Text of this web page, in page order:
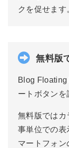
クを促せます
無料版
Blog Floating
ートボタンを
無料版ではカ
事単位での表
マートフォン